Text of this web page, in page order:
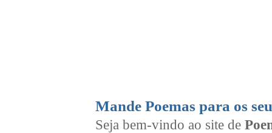
Mande Poemas para os
Seja bem-vindo ao site de